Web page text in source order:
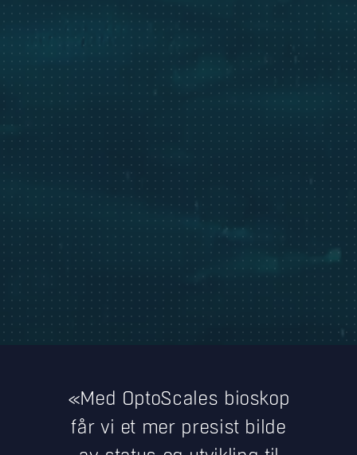
«Med OptoScales bioskop
får vi et mer presist bilde